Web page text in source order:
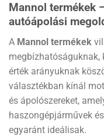
Mannol termékek
autóápolási
A Mannol termékek
megbízhatóságuknak,
érték arányuknak
választékban kínál
és ápolószereket,
haszongépjárművek
egyaránt ideálisak.